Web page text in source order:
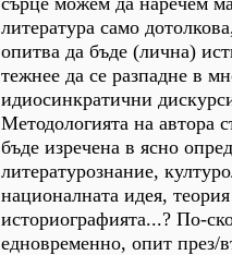
литература само
опитва да бъде (лична)
тежнее да се разпадне в
идиосинкратични
Методологията на автора
бъде изречена в ясно
литературознание,
националната идея,
историографията...? По-
едновременно, опит през/